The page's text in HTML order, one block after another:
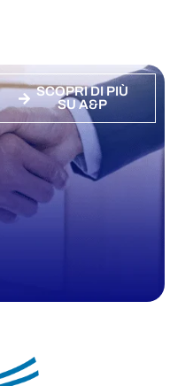
SCOPRI DI PIÙ
SU A&P